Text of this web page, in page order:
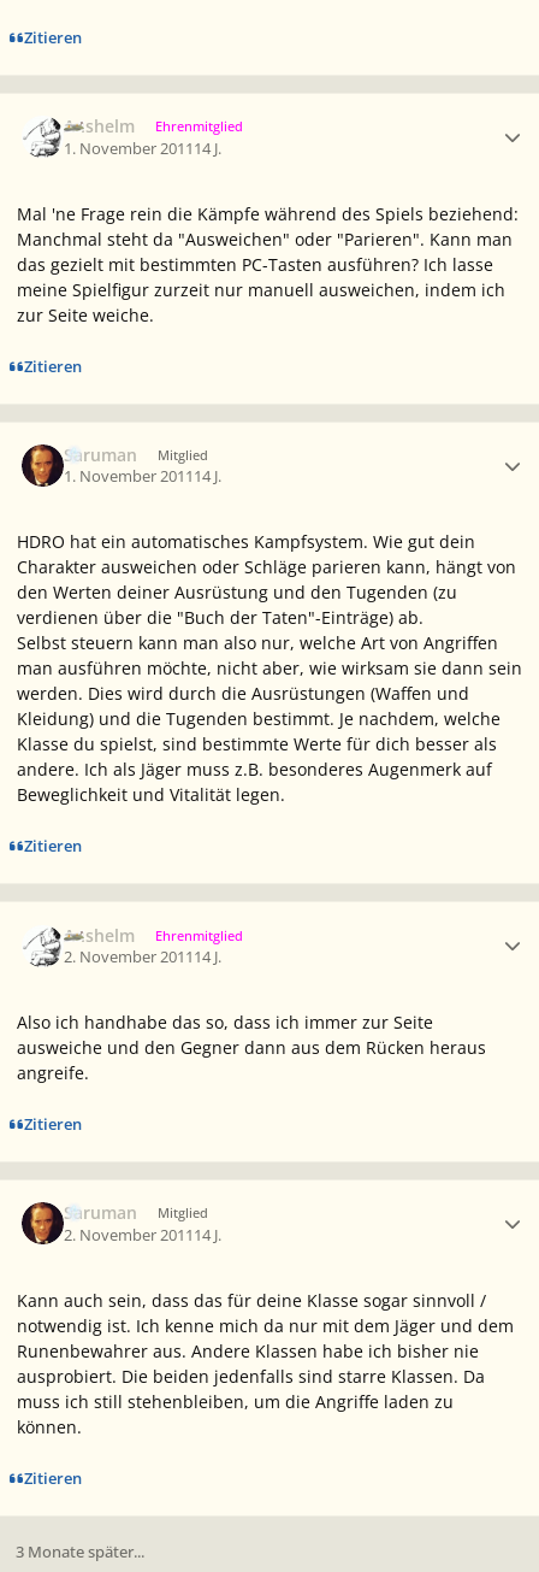
Zitieren
Anshelm Ehrenmitglied
1. November 201114 J.
Mal 'ne Frage rein die Kämpfe während des Spiels beziehend:
Manchmal steht da "Ausweichen" oder "Parieren". Kann man
das gezielt mit bestimmten PC-Tasten ausführen? Ich lasse
meine Spielfigur zurzeit nur manuell ausweichen, indem ich
zur Seite weiche.
Zitieren
Saruman Mitglied
1. November 201114 J.
HDRO hat ein automatisches Kampfsystem. Wie gut dein
Charakter ausweichen oder Schläge parieren kann, hängt von
den Werten deiner Ausrüstung und den Tugenden (zu
verdienen über die "Buch der Taten"-Einträge) ab.
Selbst steuern kann man also nur, welche Art von Angriffen
man ausführen möchte, nicht aber, wie wirksam sie dann sein
werden. Dies wird durch die Ausrüstungen (Waffen und
Kleidung) und die Tugenden bestimmt. Je nachdem, welche
Klasse du spielst, sind bestimmte Werte für dich besser als
andere. Ich als Jäger muss z.B. besonderes Augenmerk auf
Beweglichkeit und Vitalität legen.
Zitieren
Anshelm Ehrenmitglied
2. November 201114 J.
Also ich handhabe das so, dass ich immer zur Seite
ausweiche und den Gegner dann aus dem Rücken heraus
angreife.
Zitieren
Saruman Mitglied
2. November 201114 J.
Kann auch sein, dass das für deine Klasse sogar sinnvoll /
notwendig ist. Ich kenne mich da nur mit dem Jäger und dem
Runenbewahrer aus. Andere Klassen habe ich bisher nie
ausprobiert. Die beiden jedenfalls sind starre Klassen. Da
muss ich still stehenbleiben, um die Angriffe laden zu
können.
Zitieren
3 Monate später...